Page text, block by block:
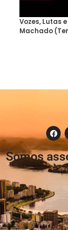
Vozes, Lutas
Machado
Somos
à: